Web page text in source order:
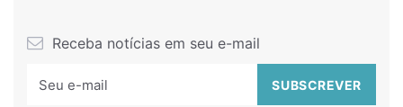
Receba notícias em seu e-mail